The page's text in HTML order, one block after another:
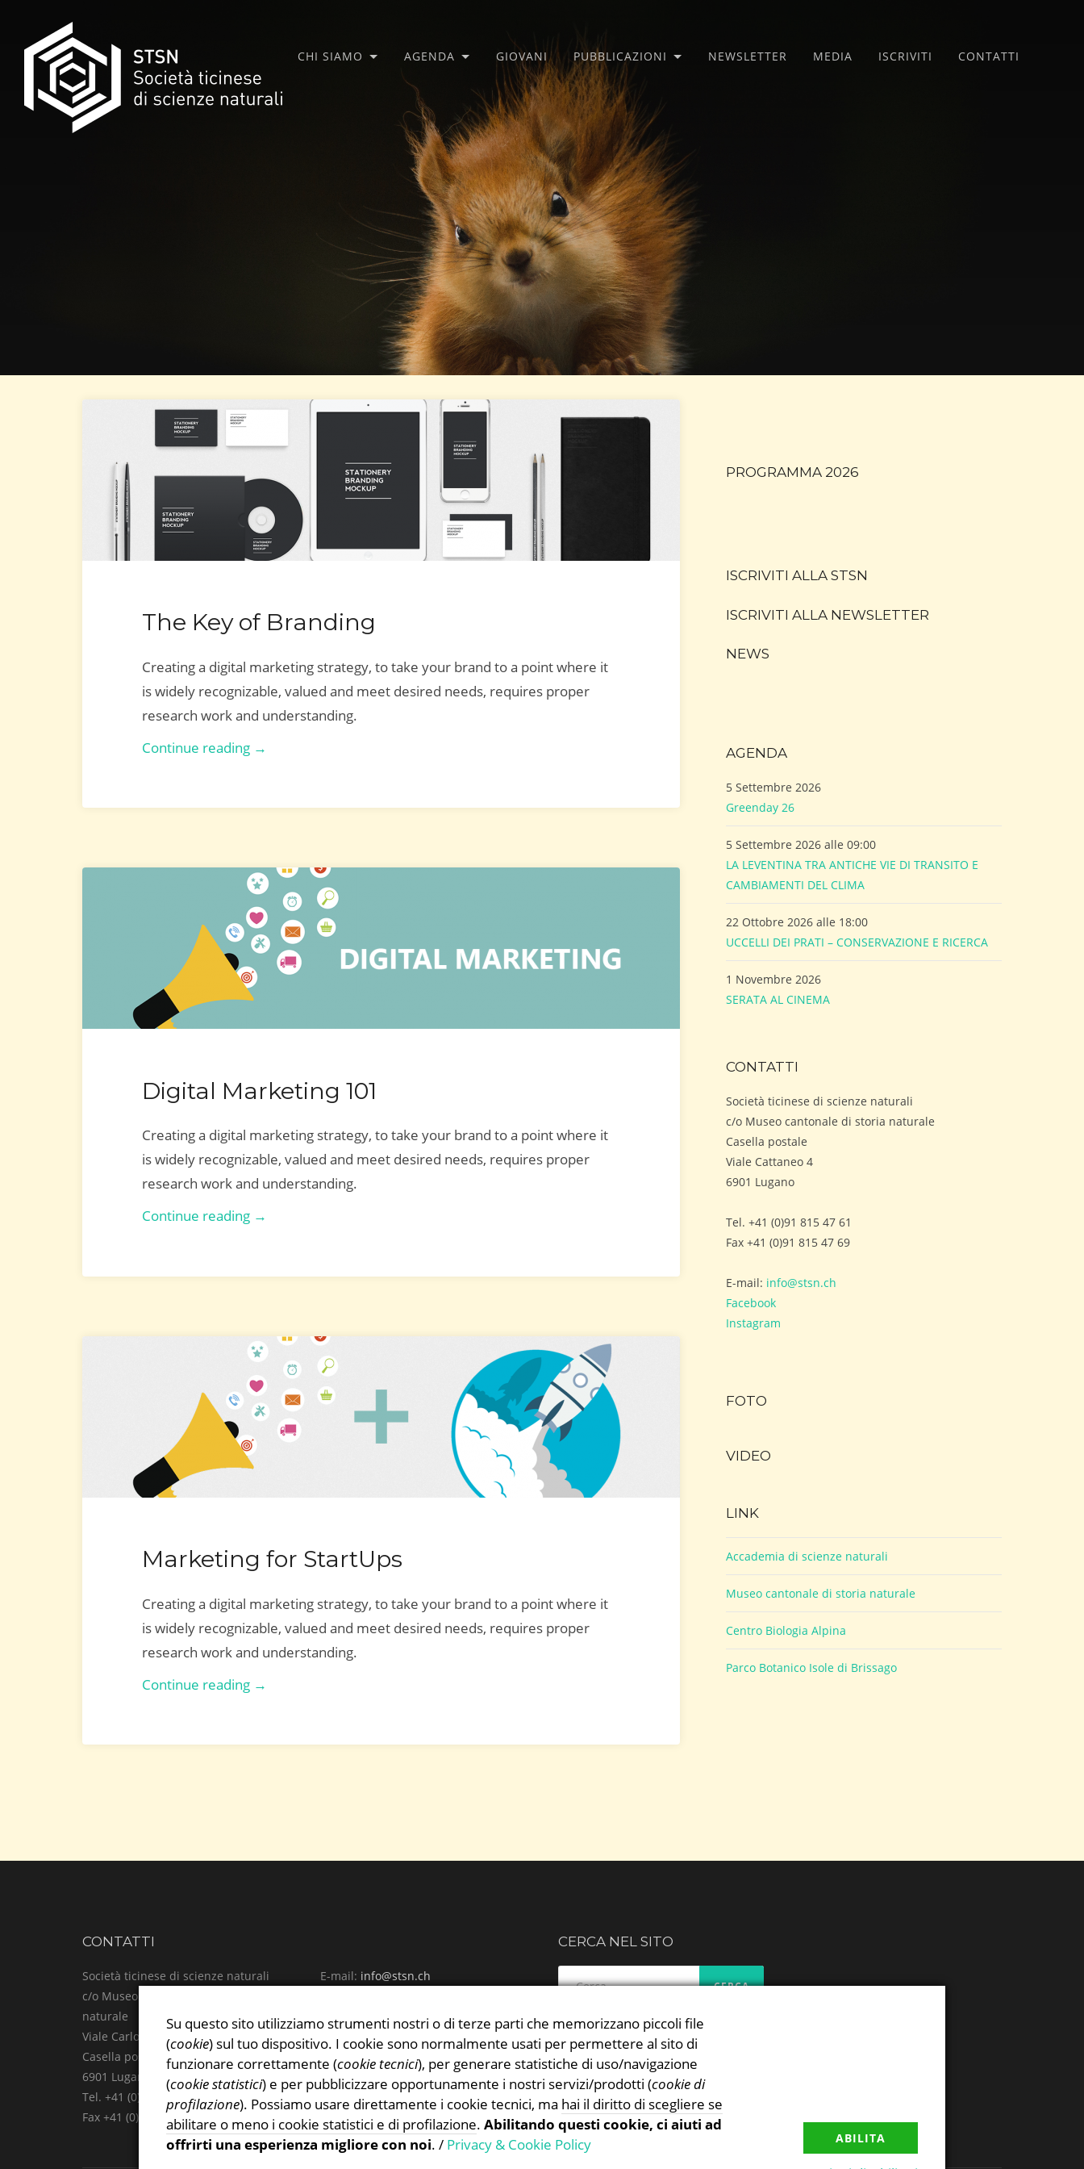
content
CHI SIAMO AGENDA GIOVANI PUBBLICAZIONI NEWSLETTER MEDIA ISCRIVITI CONTATTI
The Key of Branding
Creating a digital marketing strategy, to take your brand to a point where it
is widely recognizable, valued and meet desired needs, requires proper
research work and understanding.
Continue reading →
Digital Marketing 101
Creating a digital marketing strategy, to take your brand to a point where it
is widely recognizable, valued and meet desired needs, requires proper
research work and understanding.
Continue reading →
Marketing for StartUps
Creating a digital marketing strategy, to take your brand to a point where it
is widely recognizable, valued and meet desired needs, requires proper
research work and understanding.
Continue reading →
PROGRAMMA 2026
ISCRIVITI ALLA STSN
ISCRIVITI ALLA NEWSLETTER
NEWS
AGENDA
5 Settembre 2026
Greenday 26
5 Settembre 2026 alle 09:00
LA LEVENTINA TRA ANTICHE VIE DI TRANSITO E
CAMBIAMENTI DEL CLIMA
22 Ottobre 2026 alle 18:00
UCCELLI DEI PRATI – CONSERVAZIONE E RICERCA
1 Novembre 2026
SERATA AL CINEMA
CONTATTI
Società ticinese di scienze naturali
c/o Museo cantonale di storia naturale
Casella postale
Viale Cattaneo 4
6901 Lugano
Tel. +41 (0)91 815 47 61
Fax +41 (0)91 815 47 69
E-mail: info@stsn.ch
Facebook
Instagram
FOTO
VIDEO
LINK
Accademia di scienze naturali
Museo cantonale di storia naturale
Centro Biologia Alpina
Parco Botanico Isole di Brissago
CONTATTI
Società ticinese di scienze naturali
c/o Museo cantonale di storia
naturale
Viale Carlo Cattaneo 4
Casella postale
6901 Lugano
Tel. +41 (0)91 815 47 61
Fax +41 (0)91 815 47 69
E-mail: info@stsn.ch
Instagram
Privacy & Cookies Policy
CERCA NEL SITO
Su questo sito utilizziamo strumenti nostri o di terze parti che memorizzano piccoli file
(cookie) sul tuo dispositivo. I cookie sono normalmente usati per permettere al sito di
funzionare correttamente (cookie tecnici), per generare statistiche di uso/navigazione
(cookie statistici) e per pubblicizzare opportunamente i nostri servizi/prodotti (cookie di
profilazione). Possiamo usare direttamente i cookie tecnici, ma hai il diritto di scegliere se
abilitare o meno i cookie statistici e di profilazione. Abilitando questi cookie, ci aiuti ad
offrirti una esperienza migliore con noi. / Privacy & Cookie Policy ABILITA